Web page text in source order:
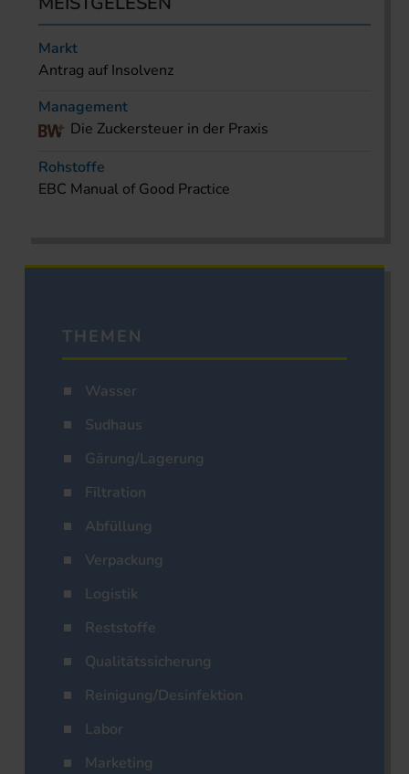
Markt
Antrag auf Insolvenz
Management
Die Zuckersteuer in der Praxis
Rohstoffe
EBC Manual of Good Practice
THEMEN
Wasser
Sudhaus
Gärung/Lagerung
Filtration
Abfüllung
Verpackung
Logistik
Reststoffe
Qualitätssicherung
Reinigung/Desinfektion
Labor
Marketing